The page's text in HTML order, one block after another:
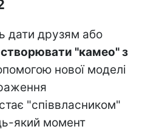
дати друзям або
створювати "камео" з
нової моделі
"співвласником"
який момент